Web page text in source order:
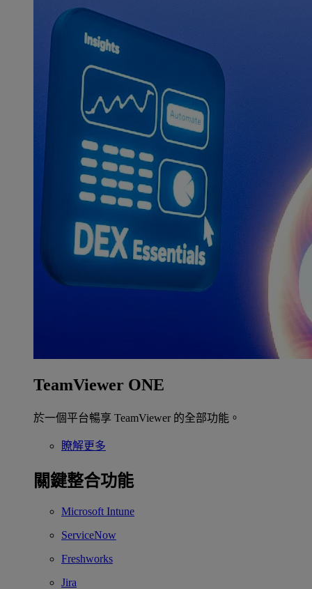
TeamViewer ONE
於一個平台暢享 TeamViewer 的全部功能。
瞭解更多
關鍵整合功能
Microsoft Intune
ServiceNow
Freshworks
Jira